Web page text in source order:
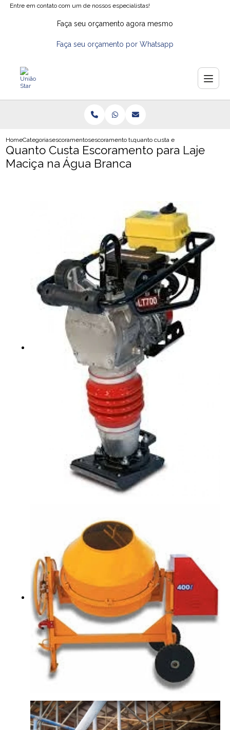
Entre em contato com um de nossos especialistas!
Faça seu orçamento agora mesmo
Faça seu orçamento por Whatsapp
HomeCategoriasescoramentosescoramento tubularquanto custa escoramento para
Quanto Custa Escoramento para Laje
Maciça na Água Branca